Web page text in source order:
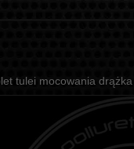
tulei mocowania